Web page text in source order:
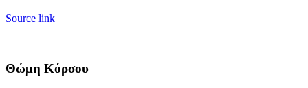
Source link
Θώμη Κόρσου